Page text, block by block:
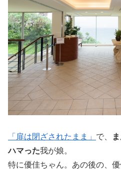
「扉は閉ざされたまま」 で、
ハマった我が娘。
特に優佳ちゃん。あの後の、